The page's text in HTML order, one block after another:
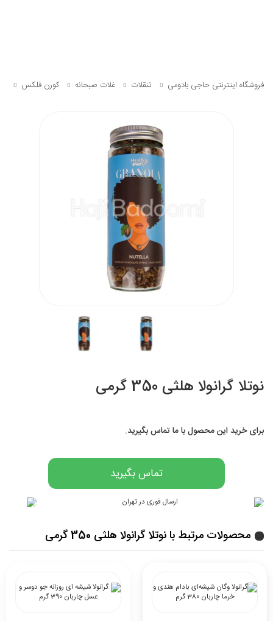
فروشگاه اینترنتی حاجی بادومی تنقلات غلات صبحانه کورن فلکس
نوتلا گرانولا هلثی 350 گرمی
برای خرید این محصول با ما تماس بگیرید.
تماس بگیرید
محصولات مرتبط با نوتلا گرانولا هلثی 350 گرمی